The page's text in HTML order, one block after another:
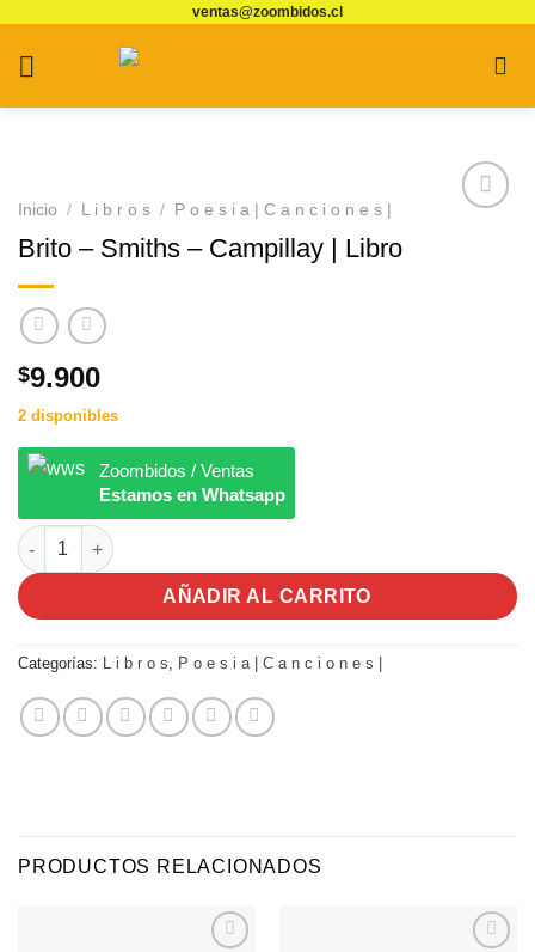
contenido
ventas@zoombidos.cl
Inicio / L i b r o s / P o e s i a | C a n c i o n e s |
Brito – Smiths – Campillay | Libro
$9.900
2 disponibles
Zoombidos / Ventas
Estamos en Whatsapp
Brito - Smiths - Campillay | Libro cantidad
AÑADIR AL CARRITO
Categorías: L i b r o s, P o e s i a | C a n c i o n e s |
PRODUCTOS RELACIONADOS